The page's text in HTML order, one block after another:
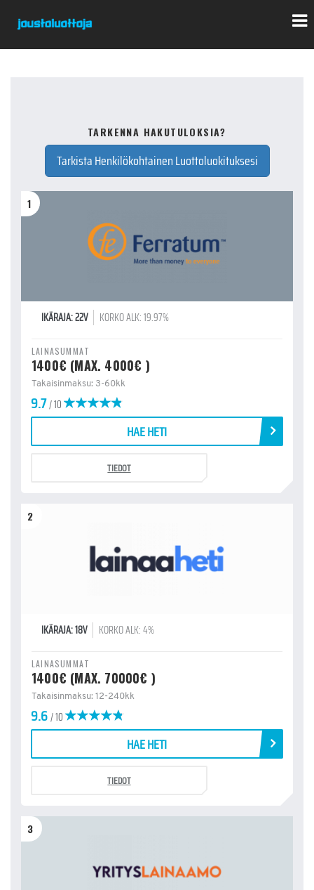
TARKENNA HAKUTULOKSIA?
Tarkista Henkilökohtainen Luottoluokituksesi
1
IKÄRAJA: 22V KORKO ALK: 19.97%
LAINASUMMAT
1400€ (MAX. 4000€ )
Takaisinmaksu: 3-60kk
9.7/ 10
HAE HETI
TIEDOT
2
IKÄRAJA: 18V KORKO ALK: 4%
LAINASUMMAT
1400€ (MAX. 70000€ )
Takaisinmaksu: 12-240kk
9.6/ 10
HAE HETI
TIEDOT
3